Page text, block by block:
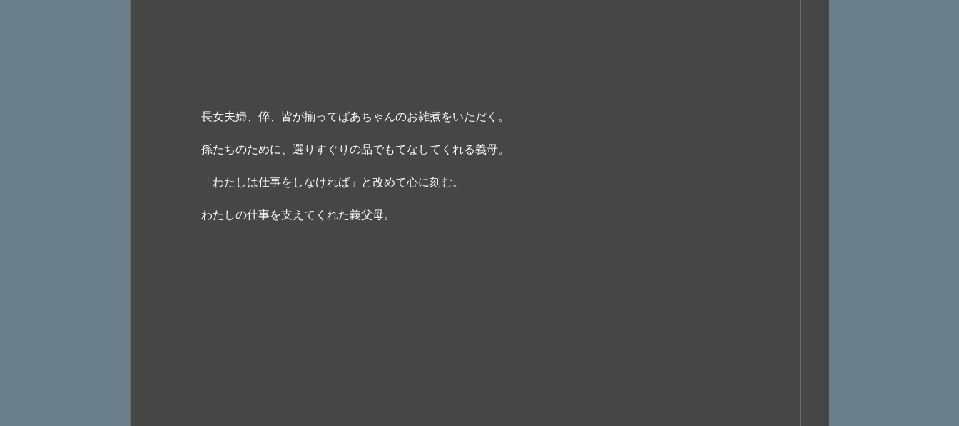
長女夫婦、倅、皆が揃ってばあちゃんのお雑煮をいただく。
孫たちのために、選りすぐりの品でもてなしてくれる義母。
「わたしは仕事をしなければ」と改めて心に刻む。
わたしの仕事を支えてくれた義父母。